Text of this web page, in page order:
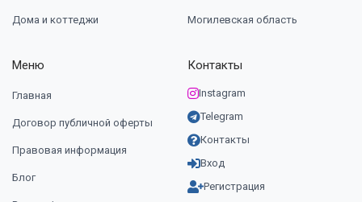
Дома и коттеджи Могилевская область
Меню
Главная
Договор публичной оферты
Правовая информация
Блог
Контакты
Instagram
Telegram
Контакты
Вход
Регистрация